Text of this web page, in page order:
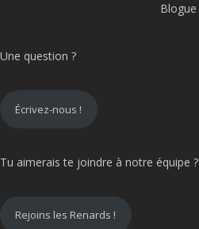
Blogue
Une question ?
Écrivez-nous !
Tu aimerais te joindre à notre équipe ?
Rejoins les Renards !